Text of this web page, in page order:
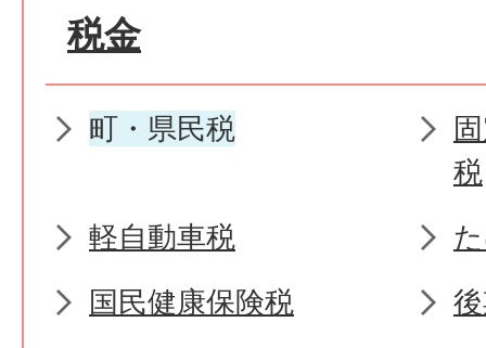
税金
町・県民税
税
軽自動車税
国民健康保険税